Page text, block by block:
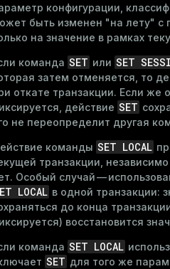
конфигурации,
быть изменен "на лету"
на значение в рамках
команда SET или SET
затем отменяется, то
откате транзакции. Если же
действие SET
не переопределит другая
команды SET LOCAL
транзакции,
Особый случай —
LOCAL в одной транзакции:
до конца
восстановится
команда SET LOCAL
SET для того же